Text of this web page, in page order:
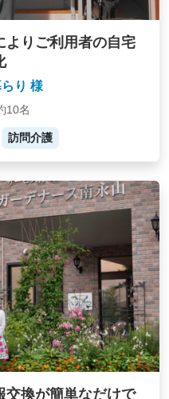
よりご利用者の自宅
り 様
10名
訪問介護
交換が簡単なだけで